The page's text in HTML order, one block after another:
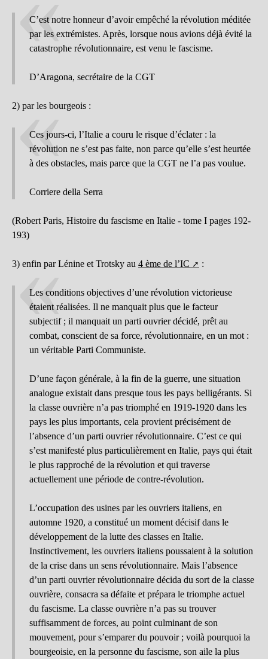
C’est notre honneur d’avoir empêché la révolution méditée
par les extrémistes. Après, lorsque nous avions déjà évité la
catastrophe révolutionnaire, est venu le fascisme.
D’Aragona, secrétaire de la CGT
2) par les bourgeois :
Ces jours-ci, l’Italie a couru le risque d’éclater : la
révolution ne s’est pas faite, non parce qu’elle s’est heurtée
à des obstacles, mais parce que la CGT ne l’a pas voulue.
Corriere della Serra
(Robert Paris, Histoire du fascisme en Italie - tome I pages 192-
193)
3) enfin par Lénine et Trotsky au 4 ème de l’IC :
Les conditions objectives d’une révolution victorieuse
étaient réalisées. Il ne manquait plus que le facteur
subjectif ; il manquait un parti ouvrier décidé, prêt au
combat, conscient de sa force, révolutionnaire, en un mot :
un véritable Parti Communiste.
D’une façon générale, à la fin de la guerre, une situation
analogue existait dans presque tous les pays belligérants. Si
la classe ouvrière n’a pas triomphé en 1919-1920 dans les
pays les plus importants, cela provient précisément de
l’absence d’un parti ouvrier révolutionnaire. C’est ce qui
s’est manifesté plus particulièrement en Italie, pays qui était
le plus rapproché de la révolution et qui traverse
actuellement une période de contre-révolution.
L’occupation des usines par les ouvriers italiens, en
automne 1920, a constitué un moment décisif dans le
développement de la lutte des classes en Italie.
Instinctivement, les ouvriers italiens poussaient à la solution
de la crise dans un sens révolutionnaire. Mais l’absence
d’un parti ouvrier révolutionnaire décida du sort de la classe
ouvrière, consacra sa défaite et prépara le triomphe actuel
du fascisme. La classe ouvrière n’a pas su trouver
suffisamment de forces, au point culminant de son
mouvement, pour s’emparer du pouvoir ; voilà pourquoi la
bourgeoisie, en la personne du fascisme, son aile la plus